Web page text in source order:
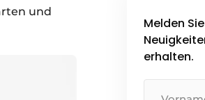
und
Melden
erhalten.